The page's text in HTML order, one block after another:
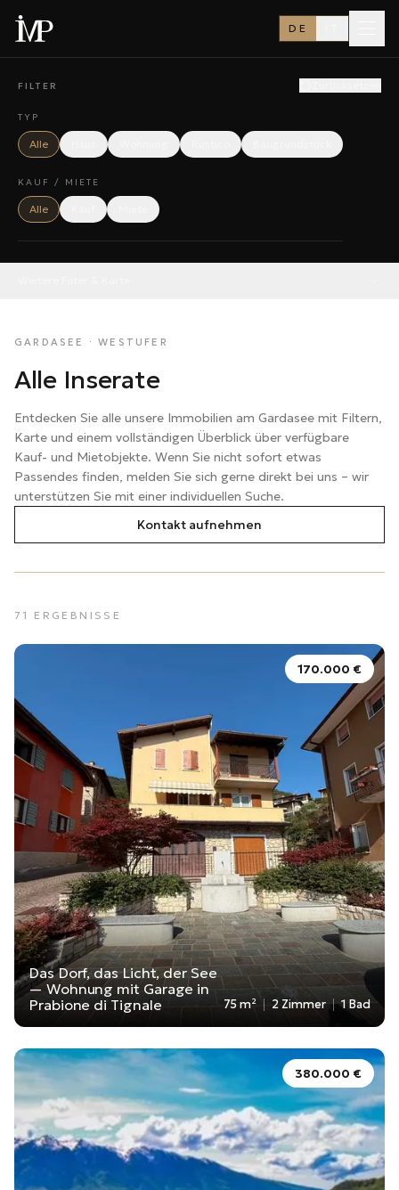
DE
FILTER
TYP
Alle
KAUF / MIETE
Alle
GARDASEE · WESTUFER
Alle Inserate
Entdecken Sie alle unsere Immobilien am Gardasee mit Filtern,
Karte und einem vollständigen Überblick über verfügbare
Kauf- und Mietobjekte. Wenn Sie nicht sofort etwas
Passendes finden, melden Sie sich gerne direkt bei uns – wir
unterstützen Sie mit einer individuellen Suche.
Kontakt aufnehmen
71 ERGEBNISSE
170.000 €
Das Dorf, das Licht, der See
— Wohnung mit Garage in
Prabione di Tignale
75 m² 2 Zimmer 1 Bad
380.000 €